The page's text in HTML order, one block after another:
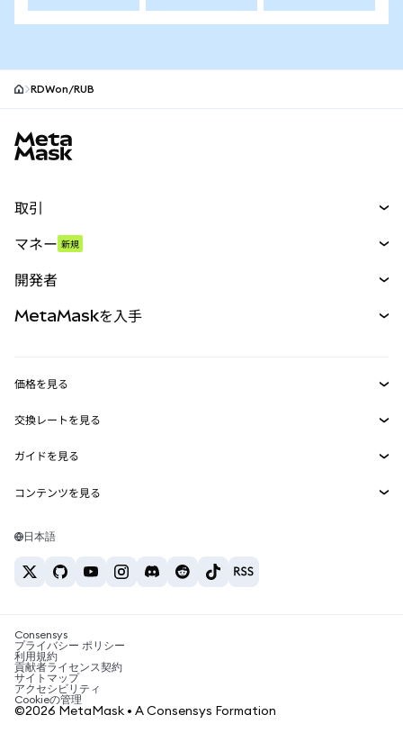
RDWon/RUB
取引
パーペチュアル
RWA
マネー 新規
開発者
MetaMask Connect
Snaps
Web3サービス
MetaMaskを入手
セキュリティ
サポート
キャリア
お問い合わせ
価格を見る
イーサリアムの価格
Solanaの価格
Tetherの価格
交換レートを見る
ETH→USD
USDT→INR
BTC→INR
ETH→USDT
ガイドを見る
ETHの購入
USDTの購入
SHIBの購入
BNBの購入
コンテンツを見る
Solanaウォレット
税制関連ニュース
暗号資産の購入方法は？
ビットコインを売るには？
日本語
Consensys
プライバシー ポリシー
利用規約
貢献者ライセンス契約
サイトマップ
アクセシビリティ
Cookieの管理
©2026 MetaMask • A Consensys Formation